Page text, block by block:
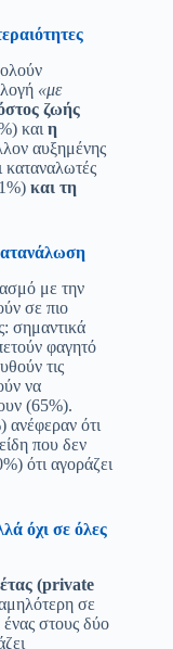
«με
ζωής
και η
αυξημένης
καταναλωτές
και τη
με την
σε πιο
σημαντικά
φαγητό
τις
να
(65%).
ανέφεραν ότι
που δεν
ότι αγοράζει
όχι σε όλες
(private
σε
στους δύο